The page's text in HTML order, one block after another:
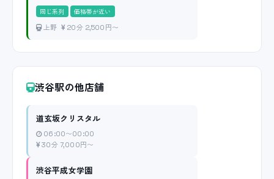
同じ系列 価格帯が近い
上野 20分 2,500円〜
渋谷駅の他店舗
道玄坂クリスタル
06:00〜00:00
30分 7,000円〜
渋谷平成女学園